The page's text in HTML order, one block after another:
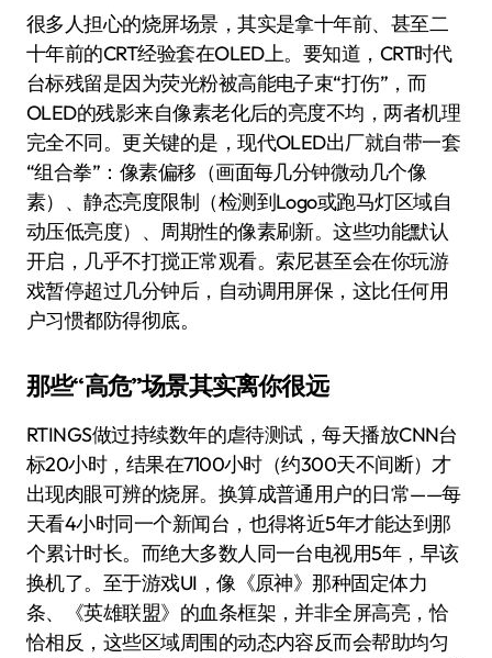
很多人担心的烧屏场景，其实是拿十年前、甚至二
十年前的CRT经验套在OLED上。要知道，CRT时代
台标残留是因为荧光粉被高能电子束“打伤”，而
OLED的残影来自像素老化后的亮度不均，两者机理
完全不同。更关键的是，现代OLED出厂就自带一套
“组合拳”：像素偏移（画面每几分钟微动几个像
素）、静态亮度限制（检测到Logo或跑马灯区域自
动压低亮度）、周期性的像素刷新。这些功能默认
开启，几乎不打搅正常观看。索尼甚至会在你玩游
戏暂停超过几分钟后，自动调用屏保，这比任何用
户习惯都防得彻底。
那些“高危”场景其实离你很远
RTINGS做过持续数年的虐待测试，每天播放CNN台
标20小时，结果在7100小时（约300天不间断）才
出现肉眼可辨的烧屏。换算成普通用户的日常——每
天看4小时同一个新闻台，也得将近5年才能达到那
个累计时长。而绝大多数人同一台电视用5年，早该
换机了。至于游戏UI，像《原神》那种固定体力
条、《英雄联盟》的血条框架，并非全屏高亮，恰
恰相反，这些区域周围的动态内容反而会帮助均匀